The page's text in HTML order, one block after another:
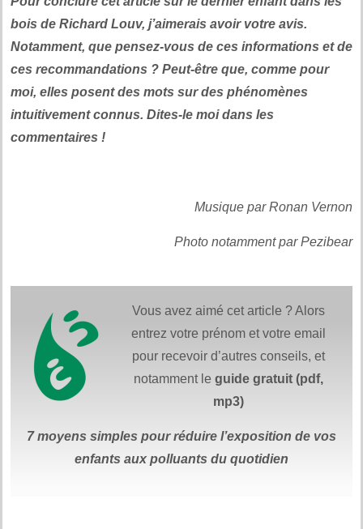
bois de Richard Louv, j’aimerais avoir votre avis.
Notamment, que pensez-vous de ces informations et de
ces recommandations ? Peut-être que, comme pour
moi, elles posent des mots sur des phénomènes
intuitivement connus. Dites-le moi dans les
commentaires !
Musique par Ronan Vernon
Photo notamment par Pezibear
Vous avez aimé cet article ? Alors
entrez votre prénom et votre email
pour recevoir d’autres conseils, et
notamment le guide gratuit (pdf,
mp3)
7 moyens simples pour réduire l’exposition de vos
enfants aux polluants du quotidien